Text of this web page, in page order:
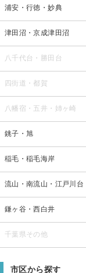
浦安・行徳・妙典
津田沼・京成津田沼
八千代台・勝田台
四街道・都賀
八幡宿・五井・姉ヶ崎
銚子・旭
稲毛・稲毛海岸
流山・南流山・江戸川台
鎌ヶ谷・西白井
千葉県その他
市区から探す